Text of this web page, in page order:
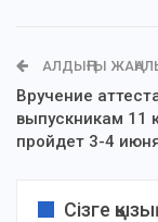
АЛДЫҢҒЫ
Вручение
выпускникам 11
пройдет 3-4
Сізге